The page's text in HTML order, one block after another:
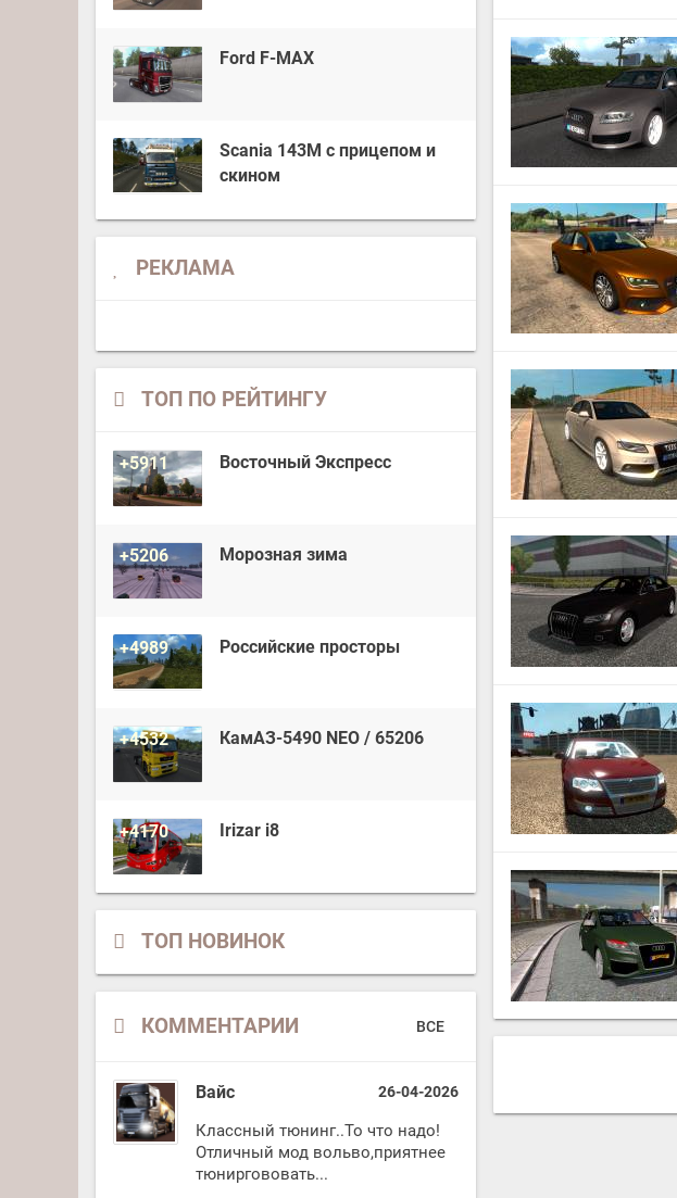
Ford F-MAX
Scania 143M с прицепом и
скином
РЕКЛАМА
ТОП ПО РЕЙТИНГУ
+5911 Восточный Экспресс
+5206 Морозная зима
+4989 Российские просторы
+4532 КамАЗ-5490 NEO / 65206
+4170 Irizar i8
ТОП НОВИНОК
КОММЕНТАРИИ ВСЕ
Вайс 26-04-2026
Классный тюнинг..То что надо!
Отличный мод вольво,приятнее
тюниргововать...